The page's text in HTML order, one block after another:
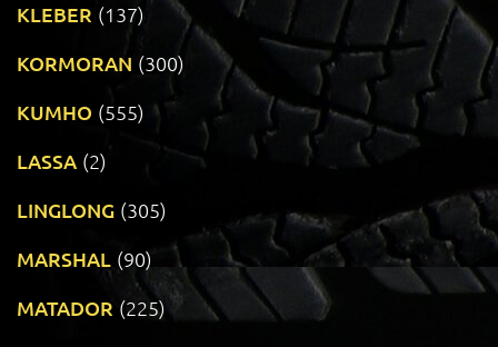
KLEBER (137)
KORMORAN (300)
KUMHO (555)
LASSA (2)
LINGLONG (305)
MARSHAL (90)
MATADOR (225)